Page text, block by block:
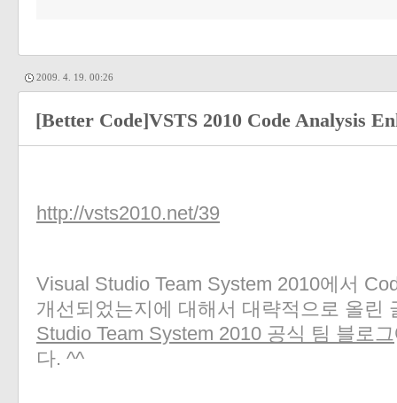
2009. 4. 19. 00:26
[Better Code]VSTS 2010 Code Analysis
http://vsts2010.net/39
Visual Studio Team System 2010에서
개선되었는지에 대해서 대략적으로 올린
Studio Team System 2010 공식 팀 블로그
다. ^^